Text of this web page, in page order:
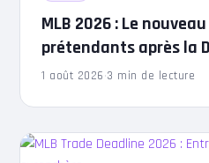
MLB 2026 : Le
prétendants après la
1 août 2026·3 min de lecture